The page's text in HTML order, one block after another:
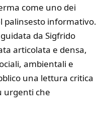
come uno dei
palinsesto informativo.
da Sigfrido
articolata e densa,
ambientali e
una lettura critica
urgenti che